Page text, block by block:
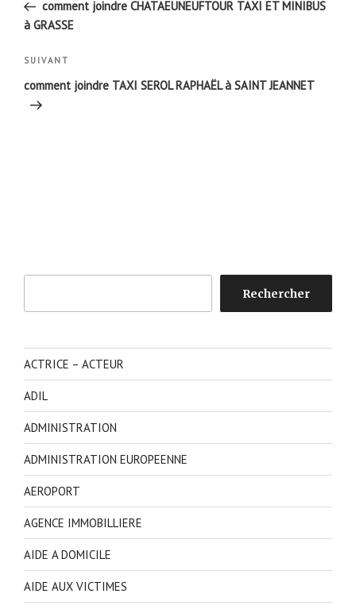
l’article
comment joindre CHATAEUNEUFTOUR TAXI ET MINIBUS
à GRASSE
Article
suivant
SUIVANT
comment joindre TAXI SEROL RAPHAËL à SAINT JEANNET
Rechercher
ACTRICE – ACTEUR
ADIL
ADMINISTRATION
ADMINISTRATION EUROPEENNE
AEROPORT
AGENCE IMMOBILLIERE
AIDE A DOMICILE
AIDE AUX VICTIMES